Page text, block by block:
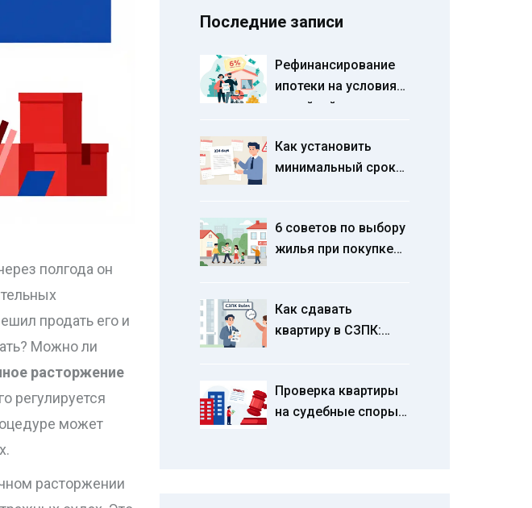
полгода он
продать его и
Можно ли
расторжение
регулируется
может
расторжении
Последние записи
Рефинансирование
ипотеки на условия
семейной ипотеки:
инструкция 2025
Как установить
минимальный срок
риски 2026 года
6 советов по выбору
жилья при покупке
Как сдавать
квартиру в СЗПК:
году
Проверка квартиры
на судебные споры и